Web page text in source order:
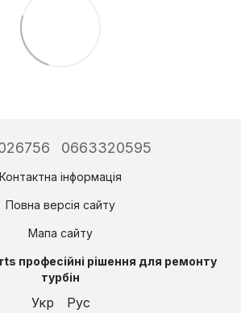
0663320595
Контактна інформація
Повна версія сайту
Мапа сайту
професійні рішення для ремонту
турбін
Укр Рус